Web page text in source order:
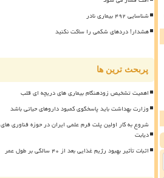
شناسایی ۴۹۲ بیماری نادر
هشدار! دردهای شکمی را ساکت نکنید
پربحث ترین ها
اهمیت تشخیص زودهنگام بیماری های دریچه ای قلب
وزارت بهداشت باید پاسخگوی کمبود داروهای حیاتی باشد
شروع به کار اولین پلت فرم علمی ایران در حوزه فناوری های
دیابت
اثبات تأثیر بهبود رژیم غذایی بعد از ۴۰ سالگی بر طول عمر